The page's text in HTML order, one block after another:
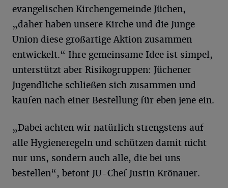
evangelischen Kirchengemeinde Jüchen,
„daher haben unsere Kirche und die Junge
Union diese großartige Aktion zusammen
entwickelt.“ Ihre gemeinsame Idee ist simpel,
unterstützt aber Risikogruppen: Jüchener
Jugendliche schließen sich zusammen und
kaufen nach einer Bestellung für eben jene ein.
„Dabei achten wir natürlich strengstens auf
alle Hygieneregeln und schützen damit nicht
nur uns, sondern auch alle, die bei uns
bestellen“, betont JU-Chef Justin Krönauer.